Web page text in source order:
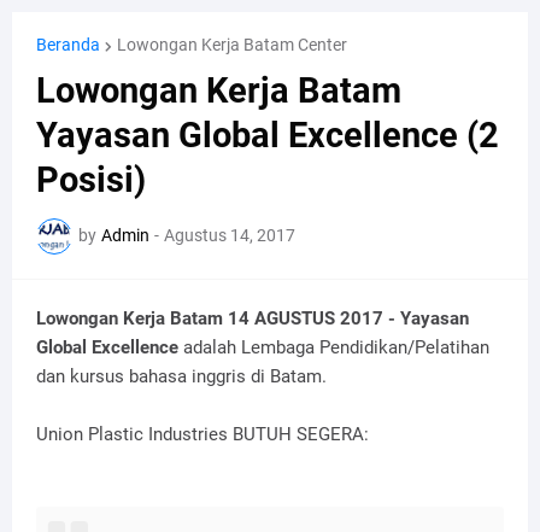
Beranda Lowongan Kerja Batam Center
Lowongan Kerja Batam
Yayasan Global Excellence (2
Posisi)
by Admin - Agustus 14, 2017
Lowongan Kerja Batam 14 AGUSTUS 2017 - Yayasan
Global Excellence adalah Lembaga Pendidikan/Pelatihan
dan kursus bahasa inggris di Batam.
Union Plastic Industries BUTUH SEGERA: